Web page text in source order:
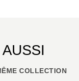
COLLECTION